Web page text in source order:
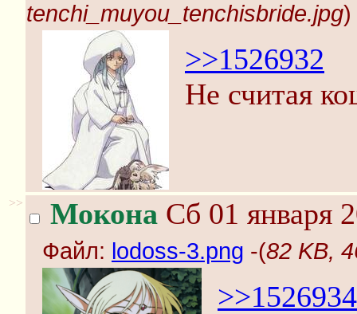
tenchi_muyou_tenchisbride.jpg)
>>1526932
Не считая
>> Мокона Сб 01 января
Файл: lodoss-3.png -(82 KB,
>>1526934